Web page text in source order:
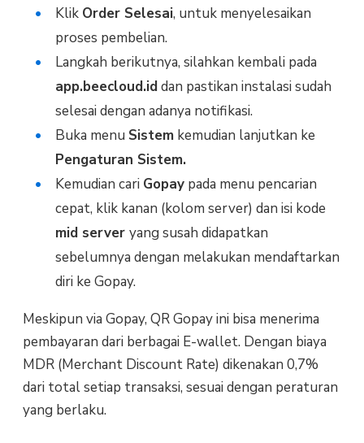
Klik Order Selesai, untuk menyelesaikan
proses pembelian.
Langkah berikutnya, silahkan kembali pada
app.beecloud.iddan pastikan instalasi sudah
selesai dengan adanya notifikasi.
Buka menu Sistemkemudian lanjutkan ke
Pengaturan Sistem.
Kemudian cari Gopaypada menu pencarian
cepat, klik kanan (kolom server) dan isi kode
mid server yang susah didapatkan
sebelumnya dengan melakukan mendaftarkan
diri ke Gopay.
Meskipun via Gopay, QR Gopay ini bisa menerima
pembayaran dari berbagai E-wallet. Dengan biaya
MDR (Merchant Discount Rate) dikenakan 0,7%
dari total setiap transaksi, sesuai dengan peraturan
yang berlaku.